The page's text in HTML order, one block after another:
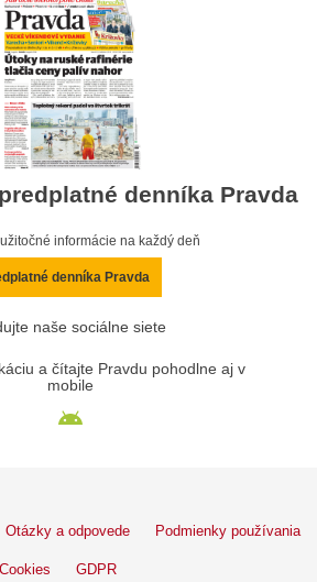
denníka Pravda
informácie na každý deň
denníka Pravda
naše sociálne siete
a čítajte Pravdu pohodlne aj v
mobile
Otázky a odpovede Podmienky používania
Cookies GDPR